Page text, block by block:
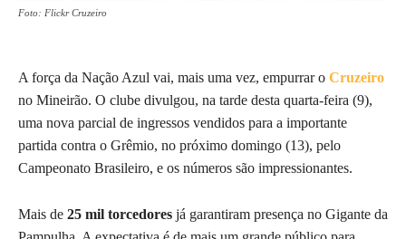
Foto: Flickr Cruzeiro
A força da Nação Azul vai, mais uma vez, empurrar o Cruzeiro
no Mineirão. O clube divulgou, na tarde desta quarta-feira (9),
uma nova parcial de ingressos vendidos para a importante
partida contra o Grêmio, no próximo domingo (13), pelo
Campeonato Brasileiro, e os números são impressionantes.
Mais de 25 mil torcedores já garantiram presença no Gigante da